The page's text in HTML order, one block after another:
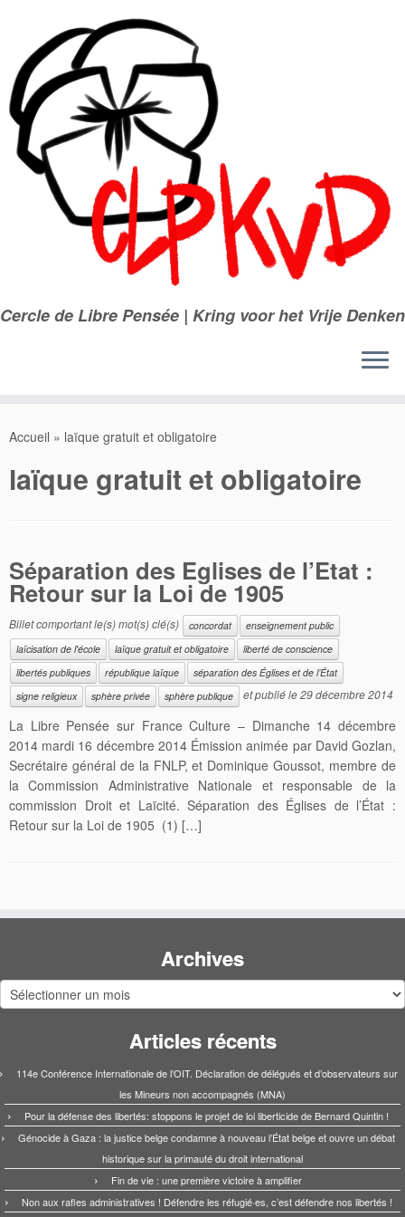
contenu
Cercle de Libre Pensée | Kring voor het Vrije Denken
Accueil » laïque gratuit et obligatoire
laïque gratuit et obligatoire
Séparation des Eglises de l’Etat :
Retour sur la Loi de 1905
Billet comportant le(s) mot(s) clé(s) concordat
enseignement public
laïcisation de l'école
laïque gratuit et obligatoire
liberté de conscience
libertés publiques
république laïque
séparation des Églises et de l’État
signe religieux
sphère privée sphère publique et publié le29 décembre 2014
La Libre Pensée sur France Culture – Dimanche 14 décembre
2014 mardi 16 décembre 2014 Émission animée par David Gozlan,
Secrétaire général de la FNLP, et Dominique Goussot, membre de
la Commission Administrative Nationale et responsable de la
commission Droit et Laïcité. Séparation des Églises de l’État :
Retour sur la Loi de 1905 (1) […]
Archives
Archives
Articles récents
114e Conférence Internationale de l’OIT. Déclaration de délégués et d’observateurs sur
les Mineurs non accompagnés (MNA)
Pour la défense des libertés: stoppons le projet de loi liberticide de Bernard Quintin !
Génocide à Gaza : la justice belge condamne à nouveau l’État belge et ouvre un débat
historique sur la primauté du droit international
Fin de vie : une première victoire à amplifier
Non aux rafles administratives ! Défendre les réfugié·es, c’est défendre nos libertés !